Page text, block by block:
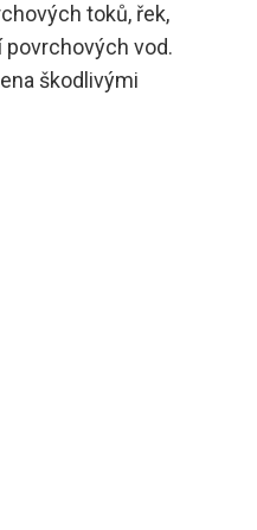
toků, řek,
povrchových vod.
škodlivými